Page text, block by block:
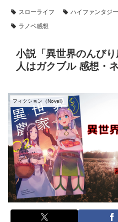
スローライフ ハイファンタジー
ラノベ感想
小説「異世界のんび
人はガクブル 感想・
フィクション（Novel）